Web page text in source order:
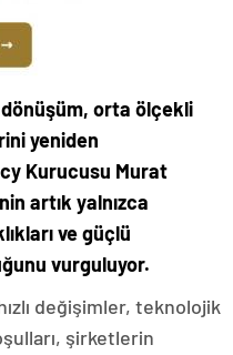
orta ölçekli
yeniden
Kurucusu Murat
artık yalnızca
ve güçlü
vurguluyor.
değişimler, teknolojik
şirketlerin